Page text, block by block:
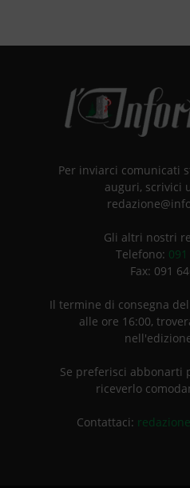
Per inviarci comunicati
auguri, scrivici
Gli altri nostri
Telefono:
Fax: 091
Il termine di consegna
alle ore 16:00,
Se preferisci abbonarti
riceverlo
Contattaci: